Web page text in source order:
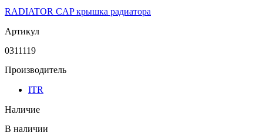
RADIATOR CAP крышка радиатора
Артикул
0311119
Производитель
ITR
Наличие
В наличии